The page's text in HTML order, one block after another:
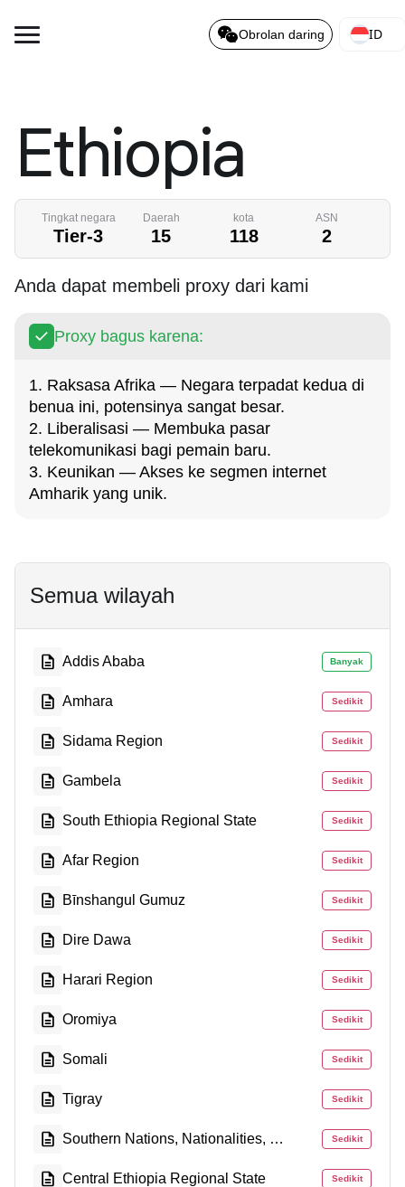
Obrolan daring ID
Ethiopia
Tingkat negara
Tier-3
Daerah
15
kota
118
ASN
2
Anda dapat membeli proxy dari kami
Proxy bagus karena:
1. Raksasa Afrika — Negara terpadat kedua di
benua ini, potensinya sangat besar.
2. Liberalisasi — Membuka pasar
telekomunikasi bagi pemain baru.
3. Keunikan — Akses ke segmen internet
Amharik yang unik.
Semua wilayah
Addis Ababa Banyak
Amhara Sedikit
Sidama Region Sedikit
Gambela Sedikit
South Ethiopia Regional State Sedikit
Afar Region Sedikit
Bīnshangul Gumuz Sedikit
Dire Dawa Sedikit
Harari Region Sedikit
Oromiya Sedikit
Somali Sedikit
Tigray Sedikit
Southern Nations, Nationalities, and People's Region Sedikit
Central Ethiopia Regional State Sedikit